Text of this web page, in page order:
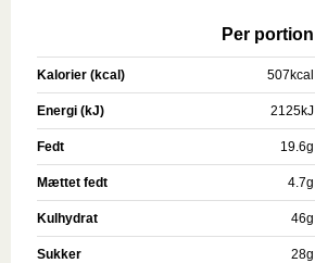
Per portion
Kalorier (kcal) 507kcal
Energi (kJ) 2125kJ
Fedt 19.6g
Mættet fedt 4.7g
Kulhydrat 46g
Sukker 28g